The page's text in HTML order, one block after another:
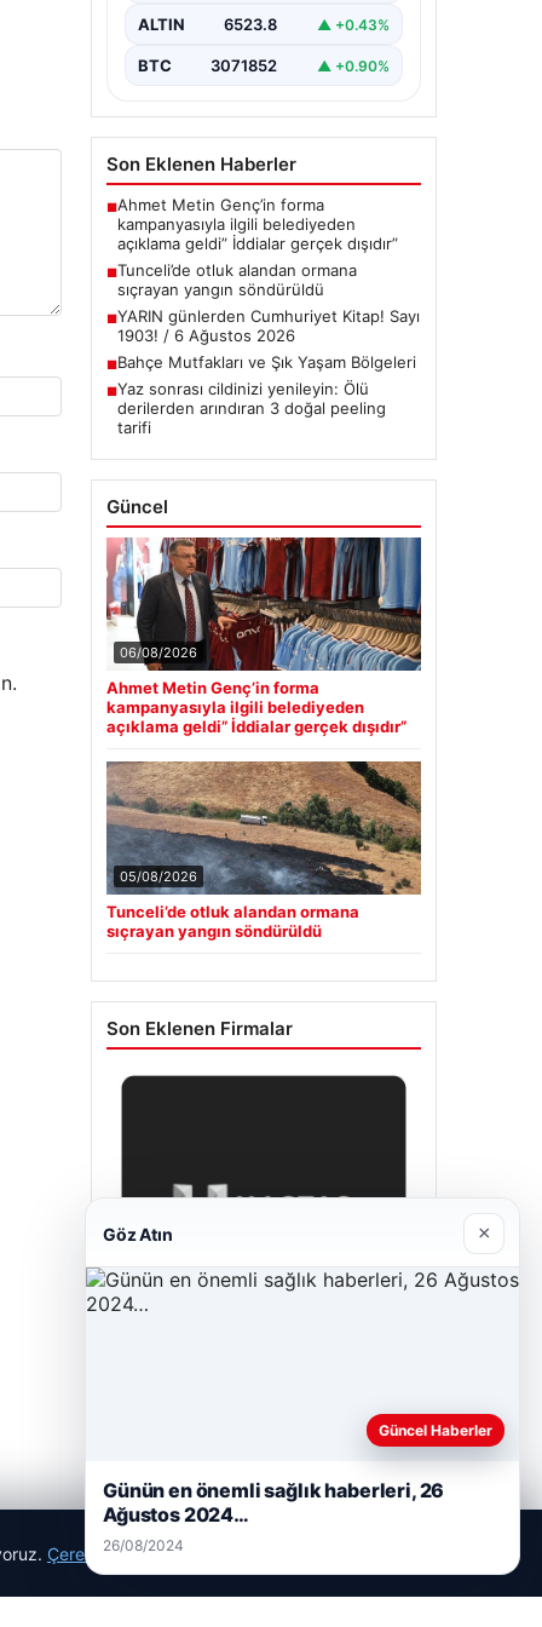
ALTIN 6523.8 ▲ +0.43%
BTC 3071852 ▲ +0.90%
Son Eklenen Haberler
■Ahmet Metin Genç’in forma
kampanyasıyla ilgili belediyeden
açıklama geldi” İddialar gerçek dışıdır”
■Tunceli’de otluk alandan ormana
sıçrayan yangın söndürüldü
■YARIN günlerden Cumhuriyet Kitap! Sayı
1903! / 6 Ağustos 2026
■Bahçe Mutfakları ve Şık Yaşam Bölgeleri
■Yaz sonrası cildinizi yenileyin: Ölü
derilerden arındıran 3 doğal peeling
tarifi
Güncel
06/08/2026
Ahmet Metin Genç’in forma
kampanyasıyla ilgili belediyeden
açıklama geldi” İddialar gerçek dışıdır”
05/08/2026
Tunceli’de otluk alandan ormana
sıçrayan yangın söndürüldü
Son Eklenen Firmalar
Çerez Politikamız
Göz Atın ×
Güncel Haberler
Günün en önemli sağlık haberleri, 26
Ağustos 2024…
26/08/2024